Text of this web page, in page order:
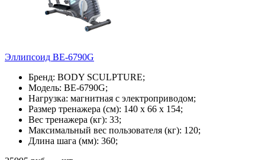
Эллипсоид BE-6790G
Бренд: BODY SCULPTURE;
Модель: BE-6790G;
Нагрузка: магнитная с электроприводом;
Размер тренажера (см): 140 x 66 x 154;
Вес тренажера (кг): 33;
Максимальный вес пользователя (кг): 120;
Длина шага (мм): 360;